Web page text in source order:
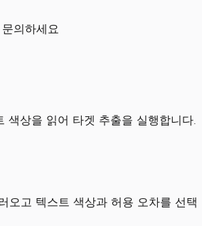
의하세요
상을 읽어 타겟 추출을 실행합니다.
오고 텍스트 색상과 허용 오차를 선택